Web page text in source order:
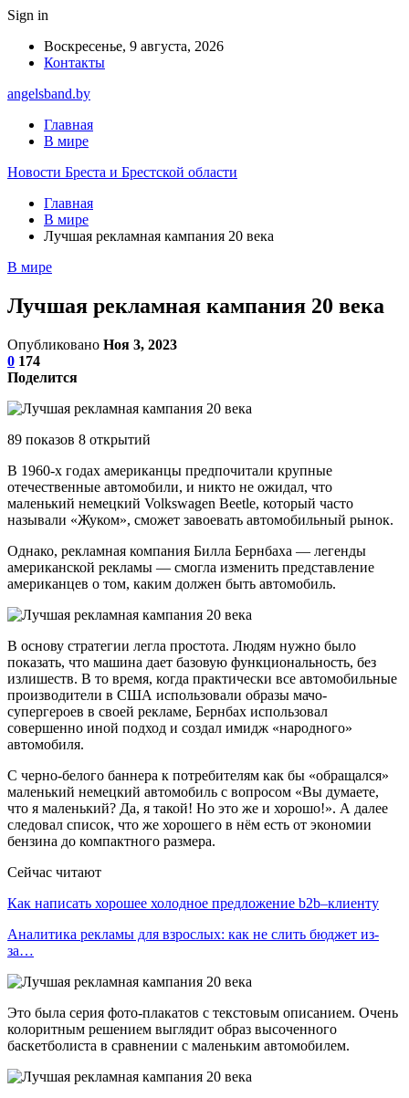
Sign in
Воскресенье, 9 августа, 2026
Контакты
angelsband.by
Главная
В мире
Новости Бреста и Брестской области
Главная
В мире
Лучшая рекламная кампания 20 века
В мире
Лучшая рекламная кампания 20 века
Опубликовано Ноя 3, 2023
0 174
Поделится
89 показов 8 открытий
В 1960-х годах американцы предпочитали крупные
отечественные автомобили, и никто не ожидал, что
маленький немецкий Volkswagen Beetle, который часто
называли «Жуком», сможет завоевать автомобильный рынок.
Однако, рекламная компания Билла Бернбаха — легенды
американской рекламы — смогла изменить представление
американцев о том, каким должен быть автомобиль.
В основу стратегии легла простота. Людям нужно было
показать, что машина дает базовую функциональность, без
излишеств. В то время, когда практически все автомобильные
производители в США использовали образы мачо-
супергероев в своей рекламе, Бернбах использовал
совершенно иной подход и создал имидж «народного»
автомобиля.
С черно-белого баннера к потребителям как бы «обращался»
маленький немецкий автомобиль с вопросом «Вы думаете,
что я маленький? Да, я такой! Но это же и хорошо!». А далее
следовал список, что же хорошего в нём есть от экономии
бензина до компактного размера.
Сейчас читают
Как написать хорошее холодное предложение b2b–клиенту
Аналитика рекламы для взрослых: как не слить бюджет из-
за…
Это была серия фото-плакатов с текстовым описанием. Очень
колоритным решением выглядит образ высоченного
баскетболиста в сравнении с маленьким автомобилем.